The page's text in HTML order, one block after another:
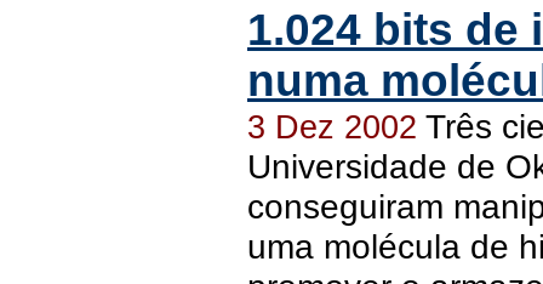
1.024 bits de
numa
3 Dez 2002 Três
Universidade de
conseguiram
uma molécula de